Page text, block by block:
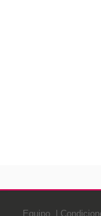
Equipo